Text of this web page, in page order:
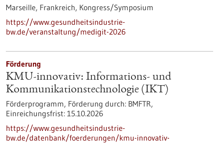
Marseille, Frankreich, Kongress/Symposium
https://www.gesundheitsindustrie-
bw.de/veranstaltung/medigit-2026
Förderung
KMU-innovativ: Informations- und
Kommunikationstechnologie (IKT)
Förderprogramm, Förderung durch: BMFTR,
Einreichungsfrist: 15.10.2026
https://www.gesundheitsindustrie-
bw.de/datenbank/foerderungen/kmu-innovativ-